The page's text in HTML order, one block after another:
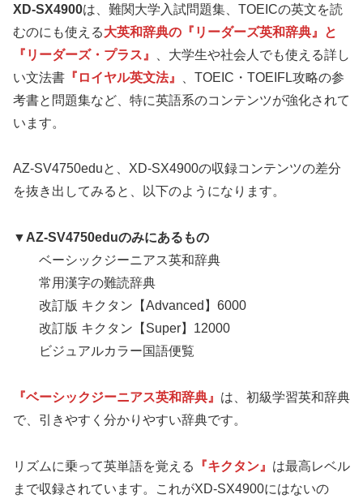
XD-SX4900は、難関大学入試問題集、TOEICの英文を読
むのにも使える大英和辞典の『リーダーズ英和辞典』と
『リーダーズ・プラス』
、大学生や社会人でも使える詳し
い文法書 『ロイヤル英文法』
、TOEIC・TOEIFL攻略の参
考書と問題集など、特に英語系のコンテンツが強化されて
います。
AZ-SV4750eduと、XD-SX4900の収録コンテンツの差分
を抜き出してみると、以下のようになります。
▼AZ-SV4750eduのみにあるもの
ベーシックジーニアス英和辞典
常用漢字の難読辞典
改訂版 キクタン【Advanced】6000
改訂版 キクタン【Super】12000
ビジュアルカラー国語便覧
『ベーシックジーニアス英和辞典』 は、初級学習英和辞典
で、引きやすく分かりやすい辞典です。
リズムに乗って英単語を覚える 『キクタン』 は最高レベル
まで収録されています。これがXD-SX4900にはないの